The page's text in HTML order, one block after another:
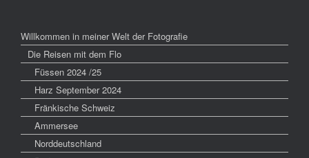
Willkommen in meiner Welt der Fotografie
Die Reisen mit dem Flo
Füssen 2024 /25
Harz September 2024
Fränkische Schweiz
Ammersee
Norddeutschland